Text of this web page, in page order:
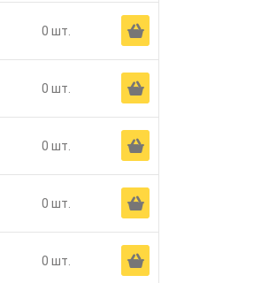
0 шт. Ä
0 шт. Ä
0 шт. Ä
0 шт. Ä
0 шт. Ä